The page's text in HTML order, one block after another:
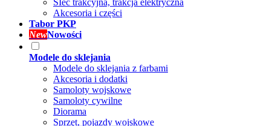
SIeć trakcyjna, trakcja elektryczna
Akcesoria i części
Tabor PKP
NewNowości
Modele do sklejania
Modele do sklejania z farbami
Akcesoria i dodatki
Samoloty wojskowe
Samoloty cywilne
Diorama
Sprzęt, pojazdy wojskowe